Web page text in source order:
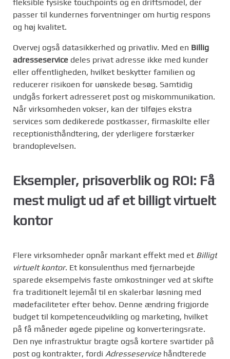
fleksible fysiske touchpoints og en driftsmodel, der
passer til kundernes forventninger om hurtig respons
og høj kvalitet.
Overvej også datasikkerhed og privatliv. Med en Billig
adresseservice deles privat adresse ikke med kunder
eller offentligheden, hvilket beskytter familien og
reducerer risikoen for uønskede besøg. Samtidig
undgås forkert adresseret post og miskommunikation.
Når virksomheden vokser, kan der tilføjes ekstra
services som dedikerede postkasser, firmaskilte eller
receptionisthåndtering, der yderligere forstærker
brandoplevelsen.
Eksempler, prisoverblik og ROI: Få
mest muligt ud af et billigt virtuelt
kontor
Flere virksomheder opnår markant effekt med et Billigt
virtuelt kontor. Et konsulenthus med fjernarbejde
sparede eksempelvis faste omkostninger ved at skifte
fra traditionelt lejemål til en skalerbar løsning med
mødefaciliteter efter behov. Denne ændring frigjorde
budget til kompetenceudvikling og marketing, hvilket
på få måneder øgede pipeline og konverteringsrate.
Den nye infrastruktur bragte også kortere svartider på
post og kontrakter, fordi Adresseservice håndterede